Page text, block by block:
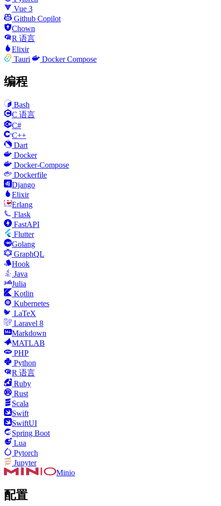
Vue 3
Github Copilot
Chown
R 语言
Elixir
Tauri
Docker Compose
编程
Bash
C 语言
C#
C++
Dart
Docker
Docker-Compose
Dockerfile
Django
Elixir
Erlang
Flask
FastAPI
Flutter
Golang
GraphQL
Hook
Java
Julia
Kotlin
Kubernetes
LaTeX
Laravel 8
Markdown
MATLAB
PHP
Python
R 语言
Ruby
Rust
Scala
Swift
SwiftUI
Spring Boot
Lua
Pytorch
Jupyter
Minio
配置